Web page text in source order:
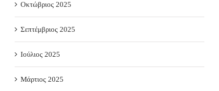
Οκτώβριος 2025
Σεπτέμβριος 2025
Ιούλιος 2025
Μάρτιος 2025